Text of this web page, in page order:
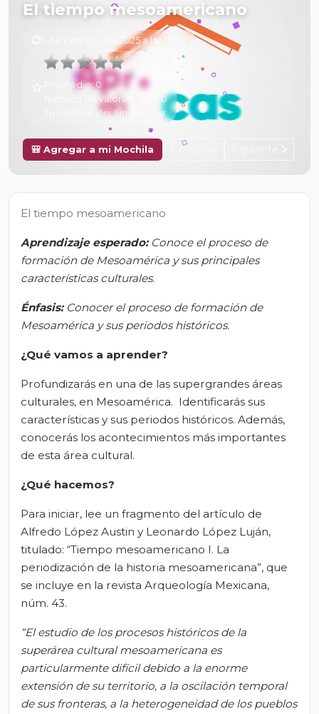
El tiempo mesoamericano
6 de Febrero de 2025 a las 17:00
Promedio:0
Número de valoraciones:0
Tu calificación:Sin calificar
🎒 Agregar a mi Mochila Anterior
El tiempo mesoamericano
Aprendizaje esperado: Conoce el proceso de
formación de Mesoamérica y sus principales
características culturales.
Énfasis: Conocer el proceso de formación de
Mesoamérica y sus periodos históricos.
¿Qué vamos a aprender?
Profundizarás en una de las supergrandes áreas
culturales, en Mesoamérica. Identificarás sus
características y sus periodos históricos. Además,
conocerás los acontecimientos más importantes
de esta área cultural.
¿Qué hacemos?
Para iniciar, lee un fragmento del artículo de
Alfredo López Austin y Leonardo López Luján,
titulado: “Tiempo mesoamericano I. La
periodización de la historia mesoamericana”, que
se incluye en la revista Arqueología Mexicana,
núm. 43.
“El estudio de los procesos históricos de la
superárea cultural mesoamericana es
particularmente difícil debido a la enorme
extensión de su territorio, a la oscilación temporal
de sus fronteras, a la heterogeneidad de los pueblos